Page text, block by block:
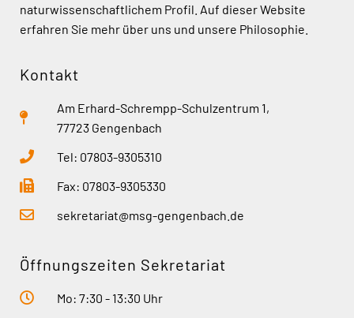
naturwissenschaftlichem Profil. Auf dieser Website
erfahren Sie mehr über uns und unsere Philosophie.
Kontakt
Am Erhard-Schrempp-Schulzentrum 1,
77723 Gengenbach
Tel: 07803-9305310
Fax: 07803-9305330
sekretariat@msg-gengenbach.de
Öffnungszeiten Sekretariat
Mo: 7:30 - 13:30 Uhr